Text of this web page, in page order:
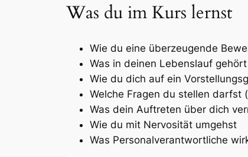
Was du im Kurs lernst
Wie du eine überzeugende
Was in deinen Lebenslauf
Wie du dich auf ein
Welche Fragen du stellen darfst
Was dein Auftreten über dich
Wie du mit Nervosität umgehst
Was Personalverantwortliche